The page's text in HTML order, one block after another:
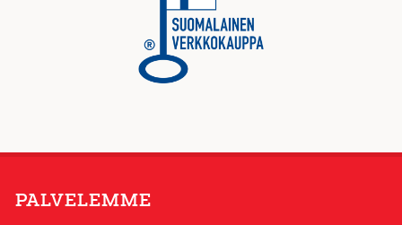
PALVELEMME